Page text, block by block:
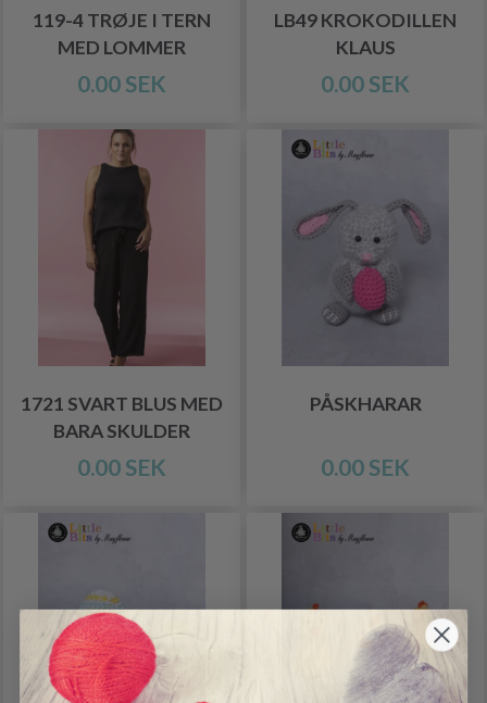
119-4 TRØJE I TERN
MED LOMMER
0.00 SEK
LB49 KROKODILLEN
KLAUS
0.00 SEK
1721 SVART BLUS MED
BARA SKULDER
0.00 SEK
PÅSKHARAR
0.00 SEK